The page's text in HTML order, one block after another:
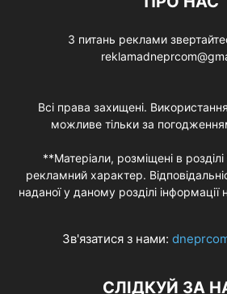
З питань реклами
Всі права захищені.
можливе тільки за
**Матеріали, розміщені в
рекламний характер.
наданої у даному розділі
Зв'язатися з нами:
СЛІДКУЙ ЗА